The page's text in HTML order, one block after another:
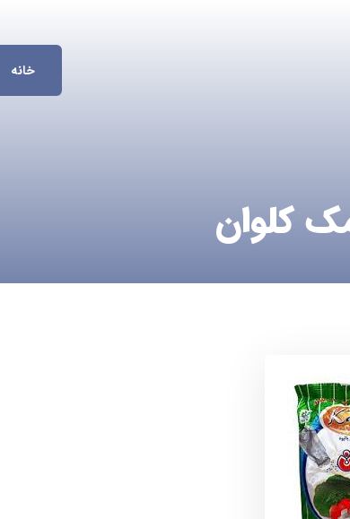
خانه
کلوان